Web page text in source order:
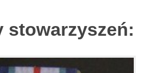
stowarzyszeń: